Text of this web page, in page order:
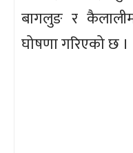
बागलुङ र
घोषणा गरिएको छ ।